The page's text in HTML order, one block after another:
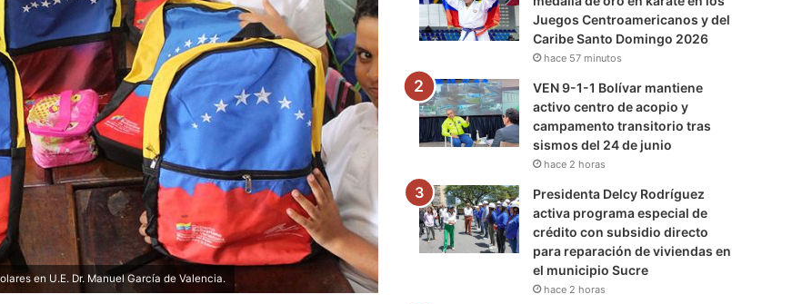
en U.E. Dr. Manuel García de Valencia.
m
Juegos Centroamericanos y del
Caribe Santo Domingo 2026
hace 57 minutos
VEN 9-1-1 Bolívar mantiene
activo centro de acopio y
campamento transitorio tras
sismos del 24 de junio
hace 2 horas
Presidenta Delcy Rodríguez
activa programa especial de
crédito con subsidio directo
para reparación de viviendas en
el municipio Sucre
hace 2 horas